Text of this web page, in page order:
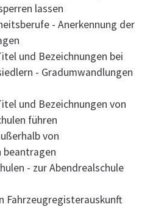
lassen
- Anerkennung der
und Bezeichnungen bei
- Gradumwandlungen
und Bezeichnungen von
führen
von
beantragen
- zur Abendrealschule
Fahrzeugregisterauskunft